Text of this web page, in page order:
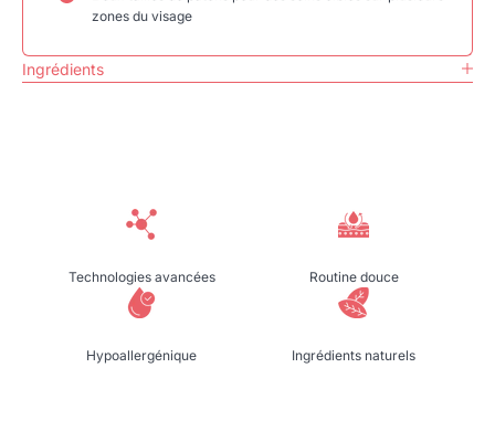
zones du visage
Ingrédients
Technologies avancées Routine douce
Hypoallergénique Ingrédients naturels